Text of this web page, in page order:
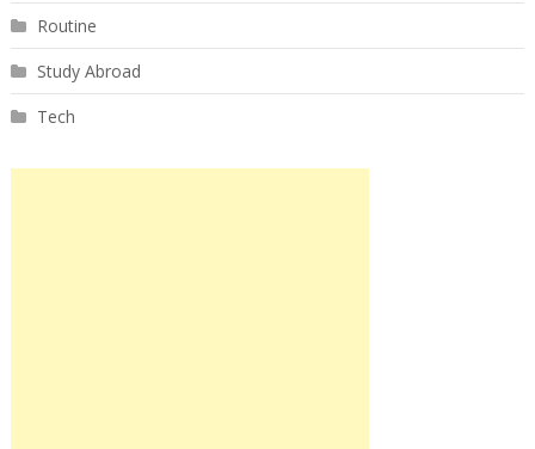
Routine
Study Abroad
Tech